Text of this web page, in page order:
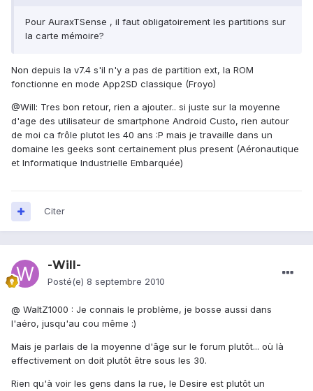
Pour AuraxTSense , il faut obligatoirement les partitions sur
la carte mémoire?
Non depuis la v7.4 s'il n'y a pas de partition ext, la ROM
fonctionne en mode App2SD classique (Froyo)
@Will: Tres bon retour, rien a ajouter.. si juste sur la moyenne
d'age des utilisateur de smartphone Android Custo, rien autour
de moi ca frôle plutot les 40 ans :P mais je travaille dans un
domaine les geeks sont certainement plus present (Aéronautique
et Informatique Industrielle Embarquée)
Citer
-Will-
Posté(e) 8 septembre 2010
@ WaltZ1000 : Je connais le problème, je bosse aussi dans
l'aéro, jusqu'au cou même :)
Mais je parlais de la moyenne d'âge sur le forum plutôt... où là
effectivement on doit plutôt être sous les 30.
Rien qu'à voir les gens dans la rue, le Desire est plutôt un